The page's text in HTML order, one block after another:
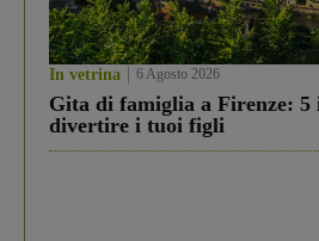
In vetrina 6 Agosto 2026
Gita di famiglia a Firenze: 5
divertire i tuoi figli